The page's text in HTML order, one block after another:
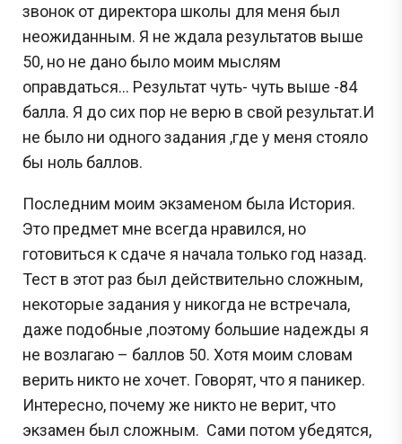
звонок от директора школы для меня был
неожиданным. Я не ждала результатов выше
50, но не дано было моим мыслям
оправдаться… Результат чуть- чуть выше -84
балла. Я до сих пор не верю в свой результат.И
не было ни одного задания ,где у меня стояло
бы ноль баллов.
Последним моим экзаменом была История.
Это предмет мне всегда нравился, но
готовиться к сдаче я начала только год назад.
Тест в этот раз был действительно сложным,
некоторые задания у никогда не встречала,
даже подобные ,поэтому большие надежды я
не возлагаю – баллов 50. Хотя моим словам
верить никто не хочет. Говорят, что я паникер.
Интересно, почему же никто не верит, что
экзамен был сложным. Сами потом убедятся,